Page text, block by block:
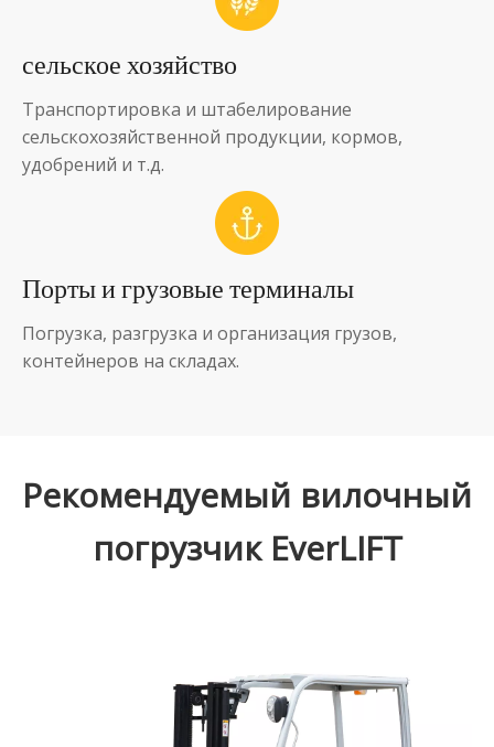
сельское хозяйство
Транспортировка и штабелирование
сельскохозяйственной продукции, кормов,
удобрений и т.д.
Порты и грузовые терминалы
Погрузка, разгрузка и организация грузов,
контейнеров на складах.
Рекомендуемый вилочный
погрузчик EverLIFT